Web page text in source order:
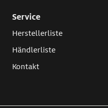
Service
Herstellerliste
Händlerliste
Kontakt